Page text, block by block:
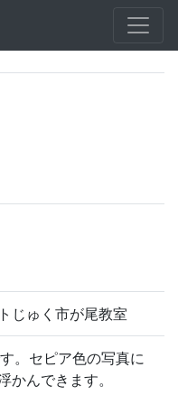
じゅく市が尾教室
。セピア色の写真に
かんできます。